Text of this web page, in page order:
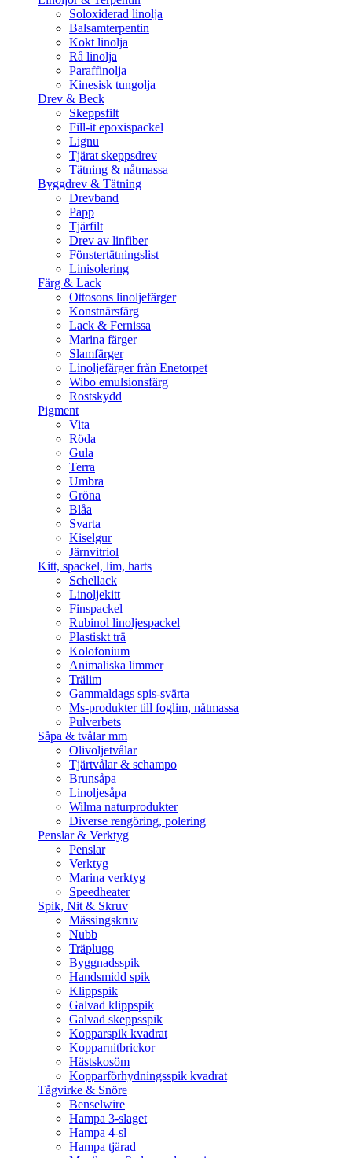
Soloxiderad linolja
Balsamterpentin
Kokt linolja
Rå linolja
Paraffinolja
Kinesisk tungolja
Drev & Beck
Skeppsfilt
Fill-it epoxispackel
Lignu
Tjärat skeppsdrev
Tätning & nåtmassa
Byggdrev & Tätning
Drevband
Papp
Tjärfilt
Drev av linfiber
Fönstertätningslist
Linisolering
Färg & Lack
Ottosons linoljefärger
Konstnärsfärg
Lack & Fernissa
Marina färger
Slamfärger
Linoljefärger från Enetorpet
Wibo emulsionsfärg
Rostskydd
Pigment
Vita
Röda
Gula
Terra
Umbra
Gröna
Blåa
Svarta
Kiselgur
Järnvitriol
Kitt, spackel, lim, harts
Schellack
Linoljekitt
Finspackel
Rubinol linoljespackel
Plastiskt trä
Kolofonium
Animaliska limmer
Trälim
Gammaldags spis-svärta
Ms-produkter till foglim, nåtmassa
Pulverbets
Såpa & tvålar mm
Olivoljetvålar
Tjärtvålar & schampo
Brunsåpa
Linoljesåpa
Wilma naturprodukter
Diverse rengöring, polering
Penslar & Verktyg
Penslar
Verktyg
Marina verktyg
Speedheater
Spik, Nit & Skruv
Mässingskruv
Nubb
Träplugg
Byggnadsspik
Handsmidd spik
Klippspik
Galvad klippspik
Galvad skeppsspik
Kopparspik kvadrat
Kopparnitbrickor
Hästskosöm
Kopparförhydningsspik kvadrat
Tågvirke & Snöre
Benselwire
Hampa 3-slaget
Hampa 4-sl
Hampa tjärad